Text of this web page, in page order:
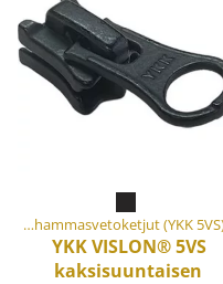
Keskivahvat valuhammasvetoketjut (YKK
YKKVISLON® 5VS
kaksisuuntaisen
ja tarvikkeet‪» Vetoketjut ‪»